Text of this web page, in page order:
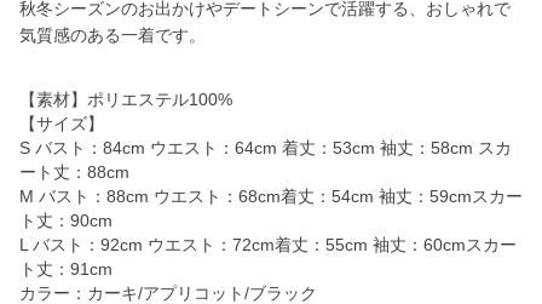
秋冬シーズンのお出かけやデートシーンで活躍する、おしゃれで
気質感のある一着です。
【素材】ポリエステル100%
【サイズ】
S バスト：84cm ウエスト：64cm 着丈：53cm 袖丈：58cm スカ
ート丈：88cm
M バスト：88cm ウエスト：68cm着丈：54cm 袖丈：59cmスカー
ト丈：90cm
L バスト：92cm ウエスト：72cm着丈：55cm 袖丈：60cmスカー
ト丈：91cm
カラー：カーキ/アプリコット/ブラック